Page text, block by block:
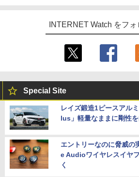
INTERNET Watch をフ
Special Site
レイズ鍛造1ピースアル
lus」軽量なままに剛性
エントリーなのに脅威
e Audioワイヤレスイヤ
く